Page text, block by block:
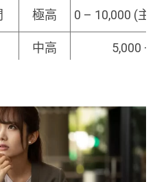
極高 0 – 10,000 (主要
中高 5,000 –